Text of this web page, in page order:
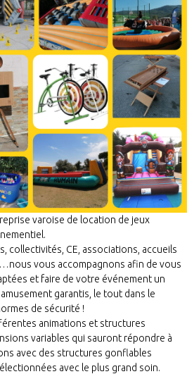
varoise de location de jeux
collectivités, CE, associations, accueils
vous accompagnons afin de vous
et faire de votre événement un
garantis, le tout dans le
de sécurité !
animations et structures
variables qui sauront répondre à
avec des structures gonflables
avec le plus grand soin.